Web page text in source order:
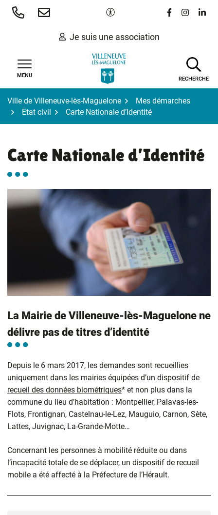
Aller
Paramètres d'accessibilité
Lien vers le
Lien vers
Lien
Je suis une association
MENU
RECHERCHE
Ville de Villeneuve-lès-Maguelone
Mes démarches
Etat civil
Carte Nationale d’Identité
Carte Nationale d’Identité
La Mairie de Villeneuve-lès-Maguelone ne
délivre pas de titres d’identité
Depuis le 6 mars 2017, les demandes sont recueillies
uniquement dans les mairies équipées d’un dispositif de
recueil des données biométriques* et non plus dans la
commune du lieu d’habitation : Montpellier, Palavas-les-
Flots, Frontignan, Castelnau-le-Lez, Mauguio, Carnon, Sète,
Lattes, Juvignac, La-Grande-Motte…
Concernant les personnes à mobilité réduite ou dans
l’incapacité totale de se déplacer, un dispositif de recueil
mobile a été affecté à la Préfecture de l’Hérault.